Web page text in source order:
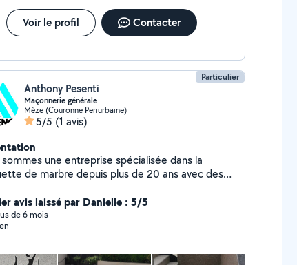
Voir le profil Contacter
Particulier
Anthony Pesenti
Maçonnerie générale
Mèze (Couronne Periurbaine)
5/5 (1 avis)
une entreprise spécialisée dans la
de marbre depuis plus de 20 ans avec des
terrassement dalle mur de clôture nous
dans le secteur de l'Hérault et du Gard
avis laissé par Danielle : 5/5
de 6 mois